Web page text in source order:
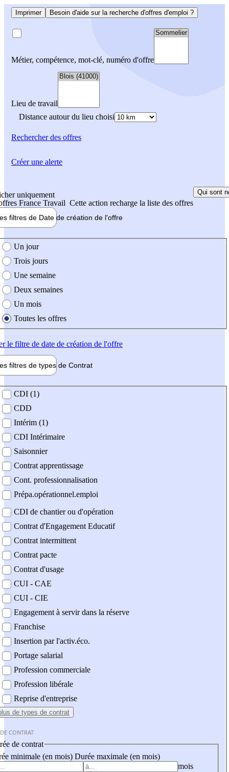
Imprimer Besoin d'aide sur la recherche d'offres d'emploi ?
Métier, compétence, mot-clé, numéro d'offre
Lieu de travail
Distance autour du lieu choisi
Rechercherdes offres
uniquement
France Travail Cette action recharge la liste des offres
Qui sont
filtres de Date de création de l'offre
création de l'offre
Un jour
Trois jours
Une semaine
Deux semaines
Un mois
Toutes les offres
le filtre de date de création de l'offre
filtres de types de Contrat
contrat
CDI (1)
CDD
Intérim (1)
CDI Intérimaire
Saisonnier
Contrat apprentissage
Cont. professionnalisation
Prépa.opérationnel.emploi
CDI de chantier ou d'opération
Contrat d'Engagement Educatif
Contrat intermittent
Contrat pacte
Contrat d'usage
CUI - CAE
CUI - CIE
Engagement à servir dans la réserve
Franchise
Insertion par l'activ.éco.
Portage salarial
Profession commerciale
Profession libérale
Reprise d'entreprise
de types de contrat
CONTRAT
de contrat
minimale (en mois) Durée maximale (en mois)
mois
Créer une alerte